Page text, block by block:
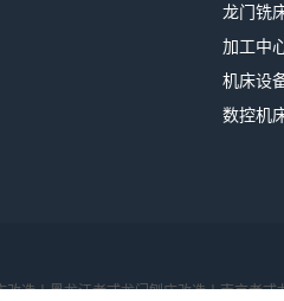
龙门铣
加工中
机床设
数控机
改造丨黑龙江老式龙门刨床改造丨南京老式